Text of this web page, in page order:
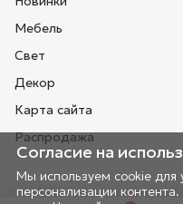
Мебель
Свет
Декор
Карта сайта
Распродажа
Согласие на
Мы используем cookie для
персонализации